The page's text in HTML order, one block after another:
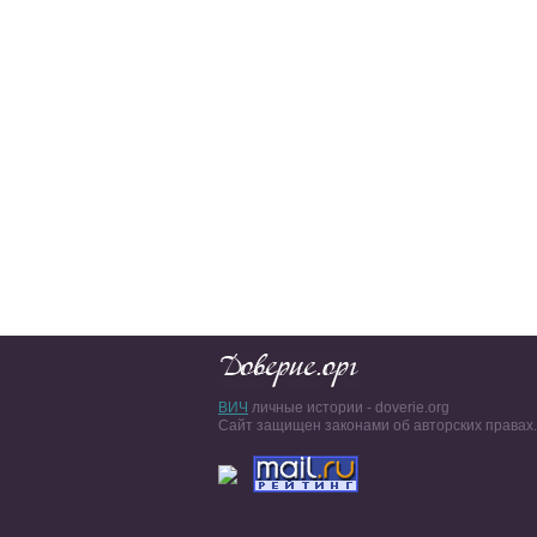
ВИЧ личные истории - doverie.org
Сайт защищен законами об авторских